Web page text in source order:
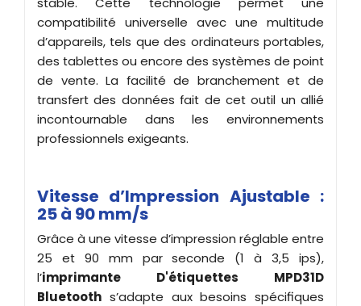
compatibilité universelle avec une multitude
d’appareils, tels que des ordinateurs portables,
des tablettes ou encore des systèmes de point
de vente. La facilité de branchement et de
transfert des données fait de cet outil un allié
incontournable dans les environnements
professionnels exigeants.
Vitesse d’Impression Ajustable :
25 à 90 mm/s
Grâce à une vitesse d’impression réglable entre
25 et 90 mm par seconde (1 à 3,5 ips),
l’imprimante D'étiquettes MPD31D
Bluetooth s’adapte aux besoins spécifiques